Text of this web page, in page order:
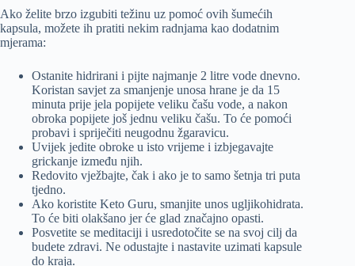
Ako želite brzo izgubiti težinu uz pomoć ovih šumećih
kapsula, možete ih pratiti nekim radnjama kao dodatnim
mjerama:
Ostanite hidrirani i pijte najmanje 2 litre vode dnevno.
Koristan savjet za smanjenje unosa hrane je da 15
minuta prije jela popijete veliku čašu vode, a nakon
obroka popijete još jednu veliku čašu. To će pomoći
probavi i spriječiti neugodnu žgaravicu.
Uvijek jedite obroke u isto vrijeme i izbjegavajte
grickanje između njih.
Redovito vježbajte, čak i ako je to samo šetnja tri puta
tjedno.
Ako koristite Keto Guru, smanjite unos ugljikohidrata.
To će biti olakšano jer će glad značajno opasti.
Posvetite se meditaciji i usredotočite se na svoj cilj da
budete zdravi. Ne odustajte i nastavite uzimati kapsule
do kraja.